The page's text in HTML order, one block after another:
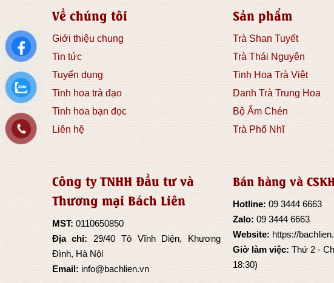
Về chúng tôi
Giới thiệu chung
Tin tức
Tuyển dụng
Tinh hoa trà đạo
Tinh hoa bạn đọc
Liên hệ
Sản phẩm
Trà Shan Tuyết
Trà Thái Nguyên
Tinh Hoa Trà Việt
Danh Trà Trung Hoa
Bộ Ấm Chén
Trà Phổ Nhĩ
Công ty TNHH Đầu tư và
Thương mại Bách Liên
MST: 0110650850
Địa chỉ:
29/40 Tô Vĩnh Diện, Khương
Đình, Hà Nội
Email: info@bachlien.vn
Bán hàng và
Hotline: 09 3444 6663
Zalo: 09 3444 6663
Website: https://
Giờ làm việc: Thứ 2 -
18:30)